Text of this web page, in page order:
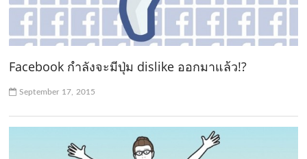
Facebook กำลังจะมีปุ่ม dislike ออกมาแล้ว!?
September 17, 2015